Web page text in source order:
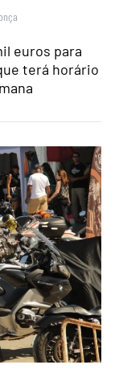
euros para
terá horário